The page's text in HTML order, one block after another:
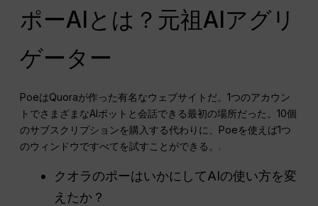
ポーAIとは？元祖AIアグリ
ゲーター
PoeはQuoraが作った有名なウェブサイトだ。1つのアカウン
トでさまざまなAIボットと会話できる最初の場所だった。10個
のサブスクリプションを購入する代わりに、Poeを使えば1つ
のウィンドウですべてを試すことができる。.
クオラのポーはいかにしてAIの使い方を変
えたか？